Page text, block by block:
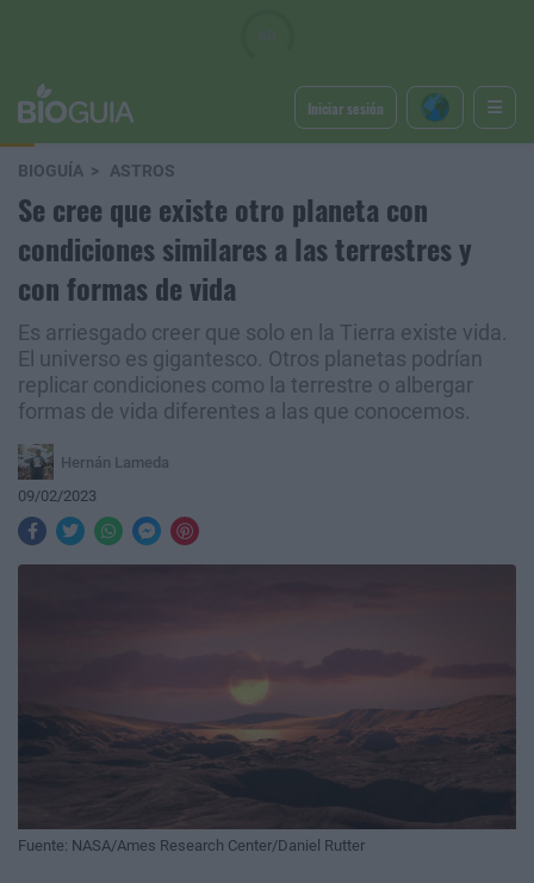
Iniciar sesión
BIOGUÍA ASTROS
Se cree que existe otro planeta con
condiciones similares a las terrestres y
con formas de vida
Es arriesgado creer que solo en la Tierra existe vida.
El universo es gigantesco. Otros planetas podrían
replicar condiciones como la terrestre o albergar
formas de vida diferentes a las que conocemos.
Hernán Lameda
09/02/2023
Fuente: NASA/Ames Research Center/Daniel Rutter